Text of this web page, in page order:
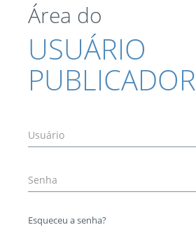
Área do
USUÁRIO
PUBLICADOR
Esqueceu a senha?